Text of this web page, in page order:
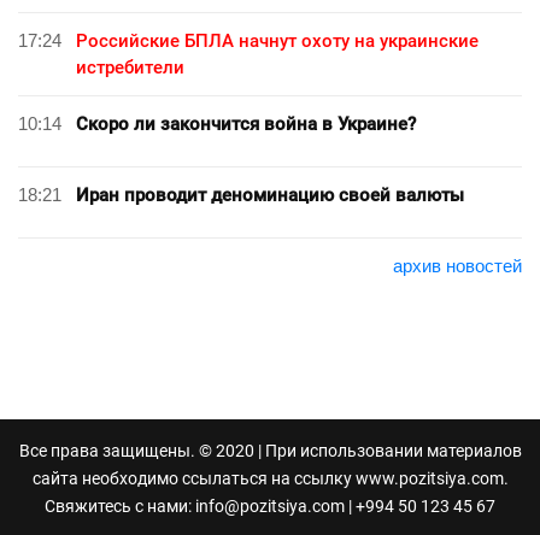
17:24
Российские БПЛА начнут охоту на украинские
истребители
10:14 Скоро ли закончится война в Украине?
18:21 Иран проводит деноминацию своей валюты
архив новостей
Все права защищены. © 2020 | При использовании материалов
сайта необходимо ссылаться на ссылку www.pozitsiya.com.
Свяжитесь с нами: info@pozitsiya.com | +994 50 123 45 67